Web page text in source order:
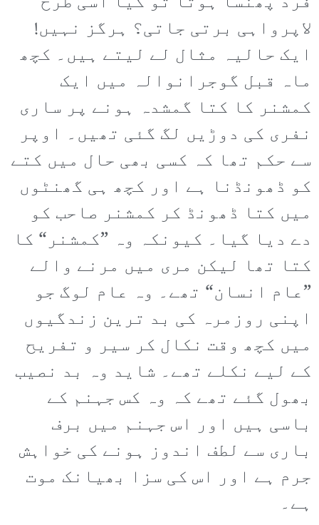
لاپرواہی برتی جاتی؟ ہرگز نہیں!
ایک حالیہ مثال لے لیتے ہیں۔ کچھ
ماہ قبل گوجرانوالہ میں ایک
کمشنر کا کتا گمشدہ ہونے پر ساری
نفری کی دوڑیں لگ گئی تھیں۔ اوپر
سے حکم تھا کہ کسی بھی حال میں کتے
کو ڈھونڈنا ہے اور کچھ ہی گھنٹوں
میں کتا ڈھونڈ کر کمشنر صاحب کو
دے دیا گیا۔ کیونکہ وہ ”کمشنر“ کا
کتا تھا لیکن مری میں مرنے والے
”عام انسان“ تھے۔ وہ عام لوگ جو
اپنی روزمرہ کی بد ترین زندگیوں
میں کچھ وقت نکال کر سیر و تفریح
کے لیے نکلے تھے۔ شاید وہ بد نصیب
بھول گئے تھے کہ وہ کس جہنم کے
باسی ہیں اور اس جہنم میں برف
باری سے لطف اندوز ہونے کی خواہش
جرم ہے اور اس کی سزا بھیانک موت
ہے۔